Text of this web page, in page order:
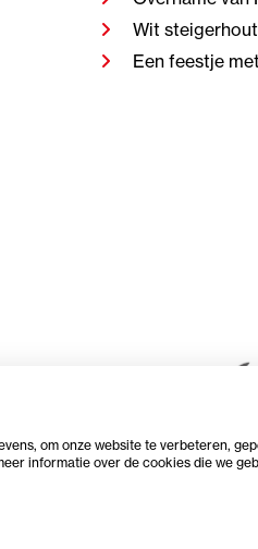
Wit
Een feestje
om onze website te verbeteren,
informatie over de cookies die we